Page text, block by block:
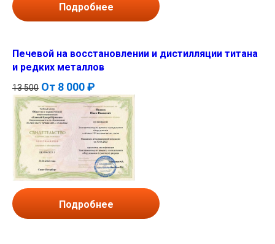
Подробнее
Печевой на восстановлении и дистилляции титана
и редких металлов
13 500 От 8 000 ₽
Подробнее